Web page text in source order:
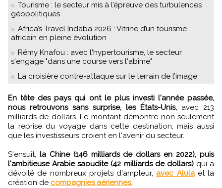
Tourisme : le secteur mis à l’épreuve des turbulences
géopolitiques
Africa’s Travel Indaba 2026 : Vitrine d’un tourisme
africain en pleine évolution
Rémy Knafou : avec l'hypertourisme, le secteur
s'engage "dans une course vers l'abîme"
La croisière contre-attaque sur le terrain de l’image
En tête des pays qui ont le plus investi l'année passée,
nous retrouvons sans surprise, les États-Unis, avec 213
milliards de dollars. Le montant démontre non seulement
la reprise du voyage dans cette destination, mais aussi
que les investisseurs croient en l'avenir du secteur.
S'ensuit, la Chine (146 milliards de dollars en 2022), puis
l'ambitieuse Arabie saoudite (42 milliards de dollars)qui a
dévoilé de nombreux projets d'ampleur, avec Alulaet la
création de compagnies aériennes.